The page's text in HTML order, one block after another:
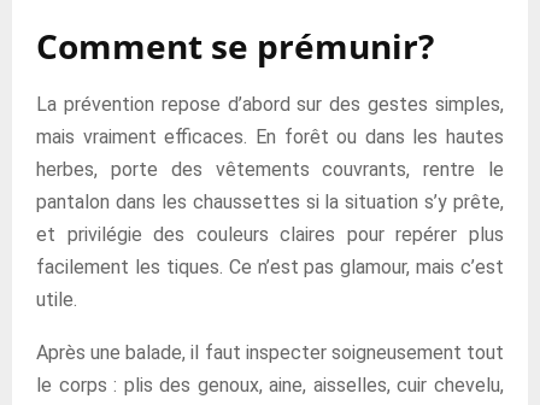
Comment se prémunir?
La prévention repose d’abord sur des gestes simples,
mais vraiment efficaces. En forêt ou dans les hautes
herbes, porte des vêtements couvrants, rentre le
pantalon dans les chaussettes si la situation s’y prête,
et privilégie des couleurs claires pour repérer plus
facilement les tiques. Ce n’est pas glamour, mais c’est
utile.
Après une balade, il faut inspecter soigneusement tout
le corps : plis des genoux, aine, aisselles, cuir chevelu,